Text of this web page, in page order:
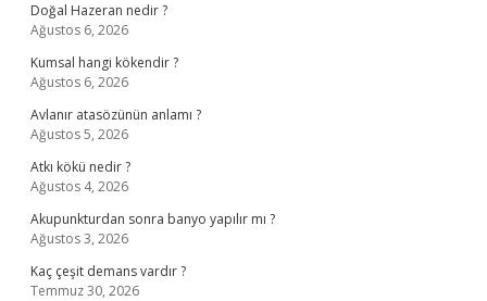
Doğal Hazeran nedir ?
Ağustos 6, 2026
Kumsal hangi kökendir ?
Ağustos 6, 2026
Avlanır atasözünün anlamı ?
Ağustos 5, 2026
Atkı kökü nedir ?
Ağustos 4, 2026
Akupunkturdan sonra banyo yapılır mı ?
Ağustos 3, 2026
Kaç çeşit demans vardır ?
Temmuz 30, 2026